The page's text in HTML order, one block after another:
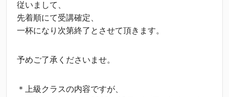
従いまして、
先着順にて受講確定、
一杯になり次第終了とさせて頂きます。
予めご了承くださいませ。
＊上級クラスの内容ですが、